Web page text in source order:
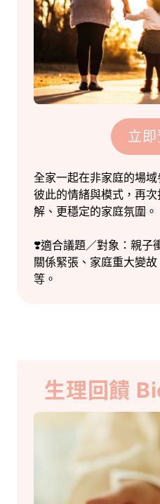
立
全家一起在非家庭的場
彼此的情緒與模式，再
解、更穩定的家庭氛圍。
❣️適合議題／對象：親子
關係緊張、家庭重大變故
等。
生理回饋